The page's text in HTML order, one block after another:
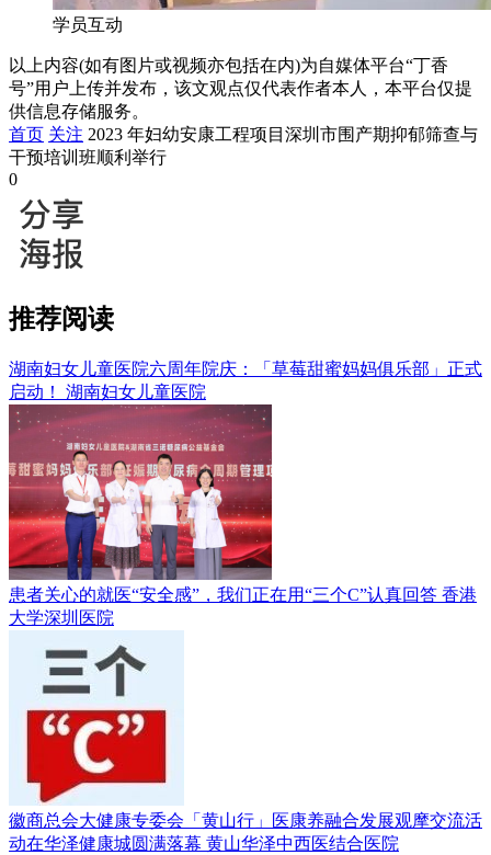
学员互动
以上内容(如有图片或视频亦包括在内)为自媒体平台“丁香
号”用户上传并发布，该文观点仅代表作者本人，本平台仅提
供信息存储服务。
首页 关注 2023 年妇幼安康工程项目深圳市围产期抑郁筛查与
干预培训班顺利举行
0
推荐阅读
湖南妇女儿童医院六周年院庆：「草莓甜蜜妈妈俱乐部」正式
启动！ 湖南妇女儿童医院
患者关心的就医“安全感”，我们正在用“三个C”认真回答 香港
大学深圳医院
徽商总会大健康专委会「黄山行」医康养融合发展观摩交流活
动在华泽健康城圆满落幕 黄山华泽中西医结合医院